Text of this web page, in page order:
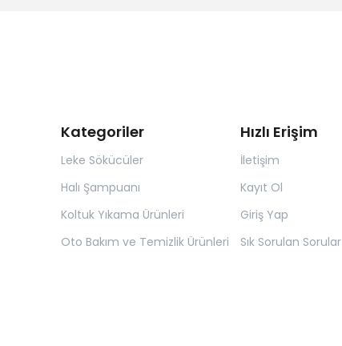
Kategoriler
Leke Sökücüler
Halı Şampuanı
Koltuk Yıkama Ürünleri
Oto Bakım ve Temizlik Ürünleri
Hızlı Erişim
İletişim
Kayıt Ol
Giriş Yap
Sık Sorulan Sorular